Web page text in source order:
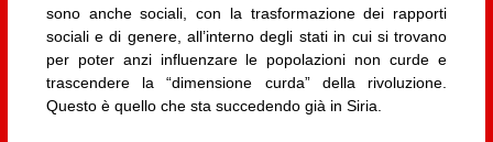
sono anche sociali, con la trasformazione dei rapporti
sociali e di genere, all’interno degli stati in cui si trovano
per poter anzi influenzare le popolazioni non curde e
trascendere la “dimensione curda” della rivoluzione.
Questo è quello che sta succedendo già in Siria.